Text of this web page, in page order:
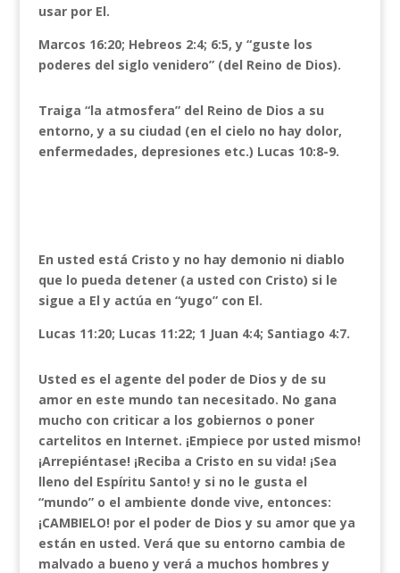
usar por El.
Marcos 16:20; Hebreos 2:4; 6:5, y “guste los
poderes del siglo venidero” (del Reino de Dios).
Traiga “la atmosfera” del Reino de Dios a su
entorno, y a su ciudad (en el cielo no hay dolor,
enfermedades, depresiones etc.) Lucas 10:8-9.
En usted está Cristo y no hay demonio ni diablo
que lo pueda detener (a usted con Cristo) si le
sigue a El y actúa en “yugo” con El.
Lucas 11:20; Lucas 11:22; 1 Juan 4:4; Santiago 4:7.
Usted es el agente del poder de Dios y de su
amor en este mundo tan necesitado. No gana
mucho con criticar a los gobiernos o poner
cartelitos en Internet. ¡Empiece por usted mismo!
¡Arrepiéntase! ¡Reciba a Cristo en su vida! ¡Sea
lleno del Espíritu Santo! y si no le gusta el
“mundo” o el ambiente donde vive, entonces:
¡CAMBIELO! por el poder de Dios y su amor que ya
están en usted. Verá que su entorno cambia de
malvado a bueno y verá a muchos hombres y